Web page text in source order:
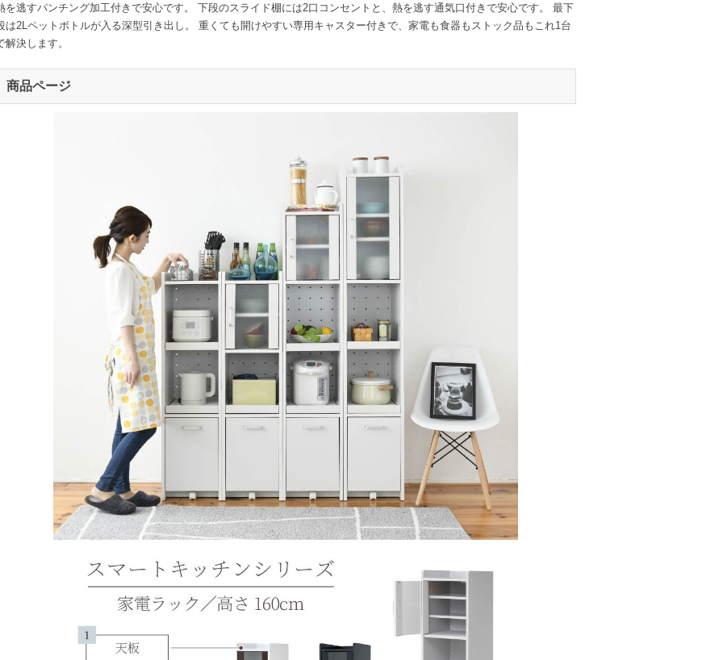
を逃すパンチング加工付きで安心です。 下段のスライド棚には2口コンセントと、熱を逃す通気口付きで安心です。 最下
は2Lペットボトルが入る深型引き出し。 重くても開けやすい専用キャスター付きで、家電も食器もストック品もこれ1台
解決します。
商品ページ